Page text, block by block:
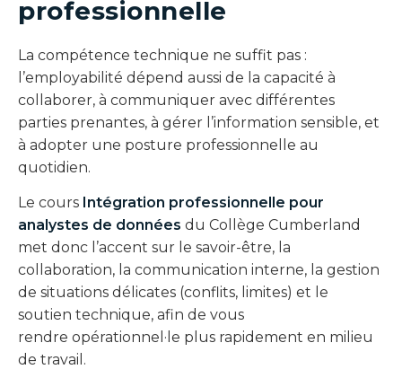
professionnelle
La compétence technique ne suffit pas :
l’employabilité dépend aussi de la capacité à
collaborer, à communiquer avec différentes
parties prenantes, à gérer l’information sensible, et
à adopter une posture professionnelle au
quotidien.
Le cours Intégration professionnelle pour
analystes de données du Collège Cumberland
met donc l’accent sur le savoir-être, la
collaboration, la communication interne, la gestion
de situations délicates (conflits, limites) et le
soutien technique, afin de vous
rendre opérationnel·le plus rapidement en milieu
de travail.